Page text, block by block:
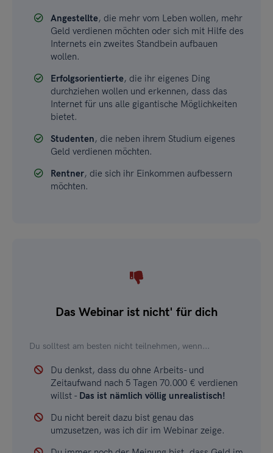
Angestellte, die mehr vom Leben wollen, mehr
Geld verdienen möchten oder sich mit Hilfe des
Internets ein zweites Standbein aufbauen
wollen.
Erfolgsorientierte, die ihr eigenes Ding
durchziehen wollen und erkennen, dass das
Internet für uns alle gigantische Möglichkeiten
bietet.
Studenten, die neben ihrem Studium eigenes
Geld verdienen möchten.
Rentner, die sich ihr Einkommen aufbessern
möchten.
Das Webinar ist nicht' für dich
Du solltest am besten nicht teilnehmen, wenn...
Du denkst, dass du ohne Arbeits- und
Zeitaufwand nach 5 Tagen 70.000 € verdienen
willst - Das ist nämlich völlig unrealistisch!
Du nicht bereit dazu bist genau das
umzusetzen, was ich dir im Webinar zeige.